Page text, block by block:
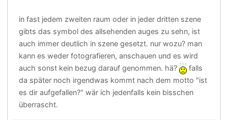
in fast jedem zweiten raum oder in jeder dritten szene
gibts das symbol des allsehenden auges zu sehn, ist
auch immer deutlich in szene gesetzt. nur wozu? man
kann es weder fotografieren, anschauen und es wird
auch sonst kein bezug darauf genommen. hä?
falls
da später noch irgendwas kommt nach dem motto "ist
es dir aufgefallen?" wär ich jedenfalls kein bisschen
überrascht.